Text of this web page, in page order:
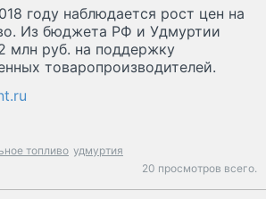
году наблюдается рост цен на
Из бюджета РФ и Удмуртии
млн руб. на поддержку
товаропроизводителей.
топливо удмуртия
20 просмотров всего.